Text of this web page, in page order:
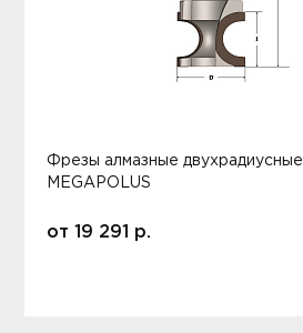
Фрезы алмазные двухрадиусные
MEGAPOLUS
от 19 291 р.